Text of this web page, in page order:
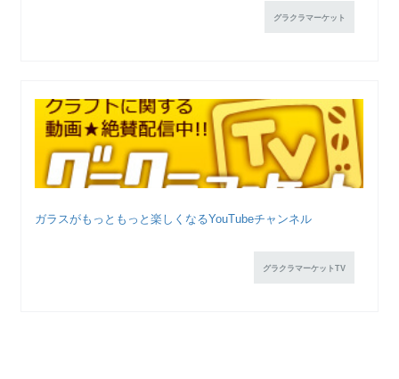
グラクラマーケット
ガラスがもっともっと楽しくなるYouTubeチャンネル
グラクラマーケットTV